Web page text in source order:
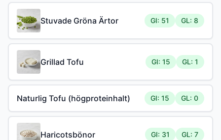
Stuvade Gröna Ärtor GI: 51 GL: 8
Grillad Tofu GI: 15 GL: 1
Naturlig Tofu (högproteinhalt) GI: 15 GL: 0
Haricotsbönor GI: 31 GL: 7